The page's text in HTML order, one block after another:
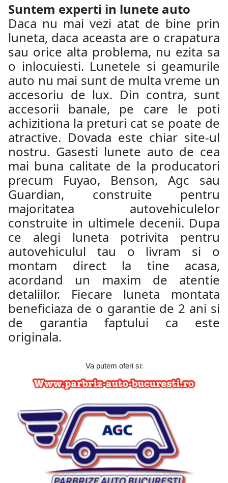
Suntem experti in lunete auto
Daca nu mai vezi atat de bine prin
luneta, daca aceasta are o crapatura
sau orice alta problema, nu ezita sa
o inlocuiesti. Lunetele si geamurile
auto nu mai sunt de multa vreme un
accesoriu de lux. Din contra, sunt
accesorii banale, pe care le poti
achizitiona la preturi cat se poate de
atractive. Dovada este chiar site-ul
nostru. Gasesti lunete auto de cea
mai buna calitate de la producatori
precum Fuyao, Benson, Agc sau
Guardian, construite pentru
majoritatea autovehiculelor
construite in ultimele decenii. Dupa
ce alegi luneta potrivita pentru
autovehiculul tau o livram si o
montam direct la tine acasa,
acordand un maxim de atentie
detaliilor. Fiecare luneta montata
beneficiaza de o garantie de 2 ani si
de garantia faptului ca este
originala.
Va putem oferi si: